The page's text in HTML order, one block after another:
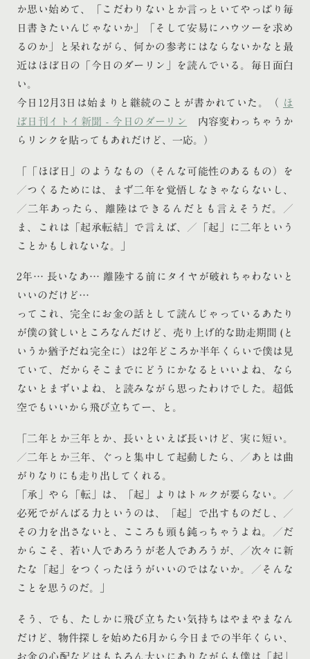
か思い始めて、「こだわりないとか言っといてやっぱり毎
日書きたいんじゃないか」「そして安易にハウツーを求め
るのか」と呆れながら、何かの参考にはならないかなと最
近はほぼ日の「今日のダーリン」を読んでいる。毎日面白
い。
今日12月3日は始まりと継続のことが書かれていた。（
ほ
ぼ日刊イトイ新聞 - 今日のダーリン
内容変わっちゃうか
らリンクを貼ってもあれだけど、一応。）
「「ほぼ日」のようなもの（そんな可能性のあるもの）を
／つくるためには、まず二年を覚悟しなきゃならないし、
／二年あったら、離陸はできるんだとも言えそうだ。／
ま、これは「起承転結」で言えば、／「起」に二年という
ことかもしれないな。」
2年… 長いなあ… 離陸する前にタイヤが破れちゃわないと
いいのだけど…
ってこれ、完全にお金の話として読んじゃっているあたり
が僕の貧しいところなんだけど、売り上げ的な助走期間 (と
いうか猶予だね完全に）は2年どころか半年くらいで僕は見
ていて、だからそこまでにどうにかなるといいよね、なら
ないとまずいよね、と読みながら思ったわけでした。超低
空でもいいから飛び立ちてー、と。
「二年とか三年とか、長いといえば長いけど、実に短い。
／二年とか三年、ぐっと集中して起動したら、／あとは曲
がりなりにも走り出してくれる。
「承」やら「転」は、「起」よりはトルクが要らない。／
必死でがんばる力というのは、「起」で出すものだし、／
その力を出さないと、こころも頭も鈍っちゃうよね。／だ
からこそ、若い人であろうが老人であろうが、／次々に新
たな「起」をつくったほうがいいのではないか。／そんな
ことを思うのだ。」
そう、でも、たしかに飛び立ちたい気持ちはやまやまなん
だけど、物件探しを始めた6月から今日までの半年くらい、
お金の心配などはもちろん大いにありながらも僕は「起」